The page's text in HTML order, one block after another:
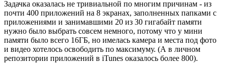
Задачка оказалась не тривиальной по многим причинам - из
почти 400 приложений на 8 экранах, заполненных папками с
приложениями и занимавшими 20 из 30 гигабайт памяти
нужно было выбрать совсем немного, потому что у мини
памяти было всего 16ГБ, но имелась камера и места под фото
и видео хотелось освободить по максимуму. (А в личном
репозитории приложений в iTunes оказалось более 800).